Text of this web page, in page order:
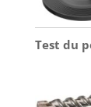
Test du